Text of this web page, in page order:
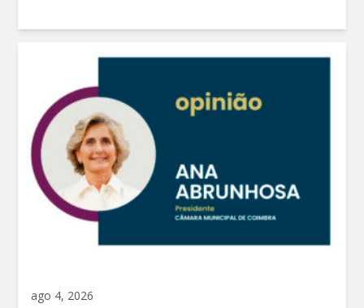
ago 4, 2026